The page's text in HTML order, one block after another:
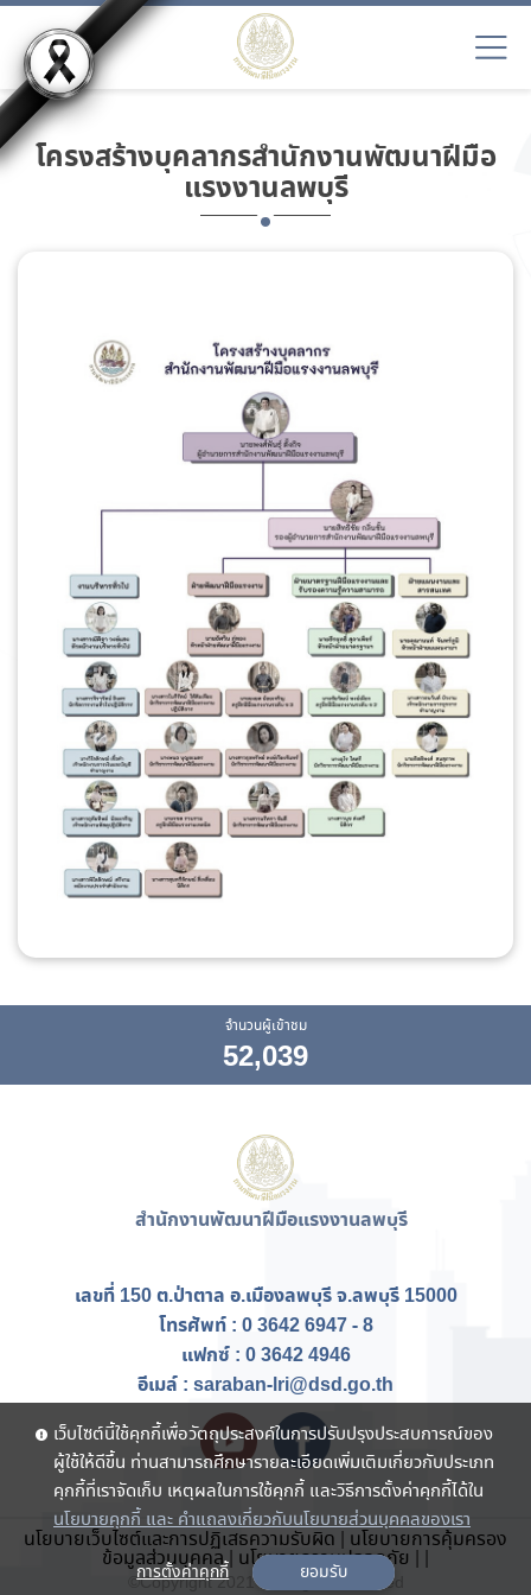
โครงสร้างบุคลากรสำนักงานพัฒนาฝีมือ
แรงงานลพบุรี
จำนวนผู้เข้าชม
52,039
สำนักงานพัฒนาฝีมือแรงงานลพบุรี
เลขที่ 150 ต.ป่าตาล อ.เมืองลพบุรี จ.ลพบุรี 15000
โทรศัพท์ : 0 3642 6947 - 8
แฟกซ์ : 0 3642 4946
อีเมล์ : saraban-lri@dsd.go.th
นโยบายเว็บไซต์และการปฏิเสธความรับผิด | นโยบายการคุ้มครอง
ข้อมูลส่วนบุคคล| นโยบายความปลอดภัย | |
©Copyright 2021 . All rights reserved
เว็บไซต์นี้ใช้คุกกี้เพื่อวัตถุประสงค์ในการปรับปรุงประสบการณ์ของ
ผู้ใช้ให้ดีขึ้น ท่านสามารถศึกษารายละเอียดเพิ่มเติมเกี่ยวกับประเภท
คุกกี้ที่เราจัดเก็บ เหตุผลในการใช้คุกกี้ และวิธีการตั้งค่าคุกกี้ได้ใน
นโยบายคุกกี้ และ คำแถลงเกี่ยวกับนโยบายส่วนบุคคลของเรา
การตั้งค่าคุกกี้ ยอมรับ